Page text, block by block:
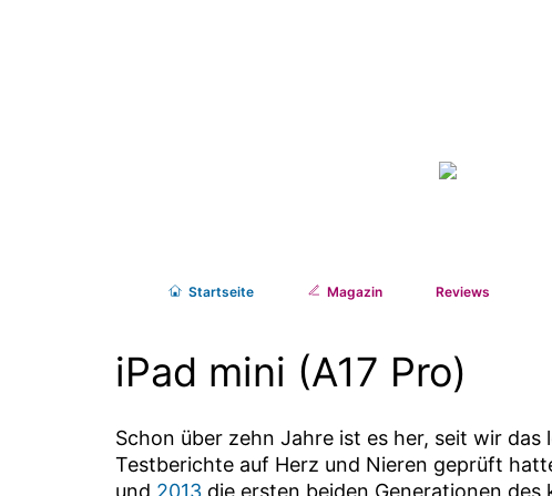
Startseite Magazin Reviews
iPad mini (A17 Pro)
Schon über zehn Jahre ist es her, seit wir das
Testberichte auf Herz und Nieren geprüft
und 2013die ersten beiden Generationen des